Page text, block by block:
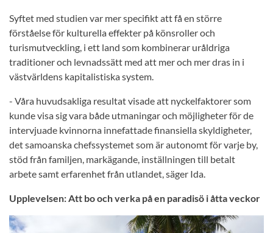
Syftet med studien var mer specifikt att få en större
förståelse för kulturella effekter på könsroller och
turismutveckling, i ett land som kombinerar uråldriga
traditioner och levnadssätt med att mer och mer dras in i
västvärldens kapitalistiska system.
- Våra huvudsakliga resultat visade att nyckelfaktorer som
kunde visa sig vara både utmaningar och möjligheter för de
intervjuade kvinnorna innefattade finansiella skyldigheter,
det samoanska chefssystemet som är autonomt för varje by,
stöd från familjen, markägande, inställningen till betalt
arbete samt erfarenhet från utlandet, säger Ida.
Upplevelsen: Att bo och verka på en paradisö i åtta veckor